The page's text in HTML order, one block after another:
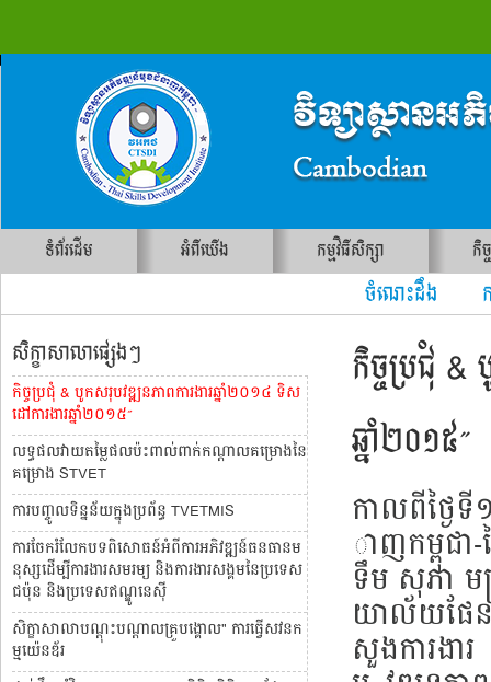
ទំព័រដើម អំពីយើង កម្មវិធីសិក្សា កិ
ចំណេះដឹង កា
សិក្ខាសាលាផ្សេងៗ
កិច្ចប្រជុំ & បូកសរុបវឌ្ឍនភាពការងារឆ្នាំ២០១៤ ទិស
ដៅការងារឆ្នាំ២០១៥”
លទ្ធផលវាយតម្លៃផលប៉ះពាល់ពាក់កណ្តាលគម្រោងនៃ
គម្រោង STVET
ការបញ្ចូលទិន្នន័យក្នុងប្រព័ន្ធ TVETMIS
ការចែករំលែកបទពិសោធន៍អំពីការអភិវឌ្ឍន៍ធនធានម
នុស្សដើម្បីការងារសមរម្យ និងការងារសង្គមនៃប្រទេស
ជប៉ុន និងប្រទេសឥណ្ឌូនេស៊ី
សិក្ខាសាលាបណ្តុះបណ្តាលគ្រួបង្គោល" ការធ្វើសវនក
ម្មយ៉េនឌ័រ
កិច្ចប្រជុំ &
ឆ្នាំ២០១៥”
កាលពីថ្ងៃ
ាញកម្ពុជា
ទឹម សុភា ម
យាល័យផែន
សួងការងា